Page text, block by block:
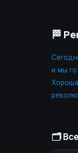
🏁
и мы
🗂️